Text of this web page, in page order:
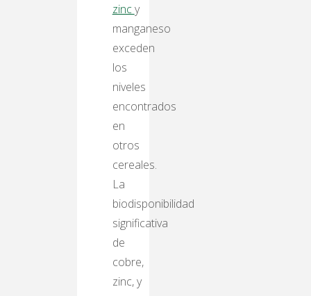
zincy
manganeso
exceden
los
niveles
encontrados
en
otros
cereales.
La
biodisponibilidad
significativa
de
cobre,
zinc, y